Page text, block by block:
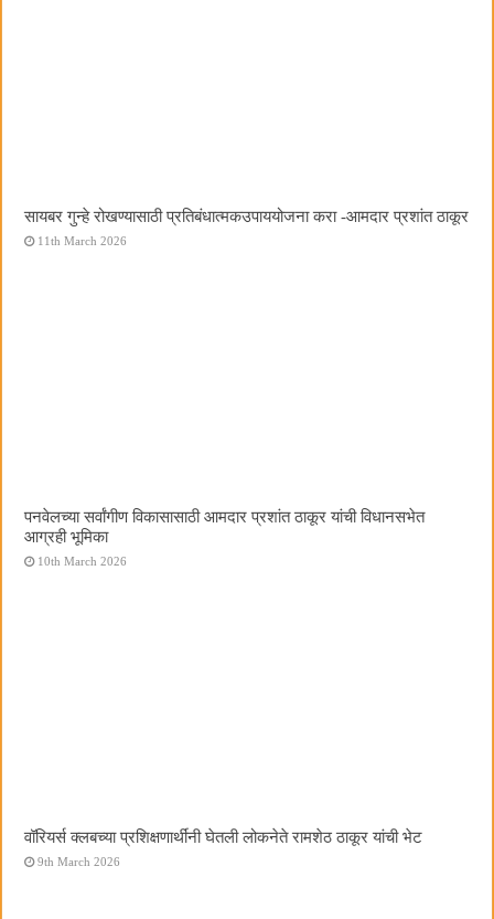
सायबर गुन्हे रोखण्यासाठी प्रतिबंधात्मकउपाययोजना करा -आमदार प्रशांत ठाकूर
11th March 2026
पनवेलच्या सर्वांगीण विकासासाठी आमदार प्रशांत ठाकूर यांची विधानसभेत
आग्रही भूमिका
10th March 2026
वॉरियर्स क्लबच्या प्रशिक्षणार्थींनी घेतली लोकनेते रामशेठ ठाकूर यांची भेट
9th March 2026